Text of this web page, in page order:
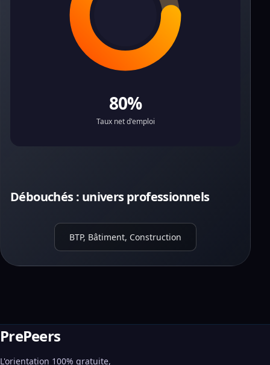
80%
Taux net d'emploi
Débouchés : univers professionnels
BTP, Bâtiment, Construction
PrePeers
L'orientation 100% gratuite,